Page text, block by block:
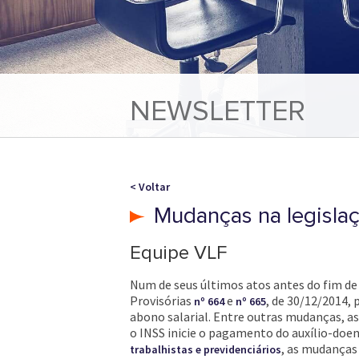
NEWSLETTER
< Voltar
Mudanças na
Equipe VLF
Num de seus últimos atos antes do fim
Provisórias nº 664e nº 665, de 30/12/
abono salarial. Entre outras mudanças,
o INSS inicie o pagamento do auxílio-
trabalhistas e previdenciários, as